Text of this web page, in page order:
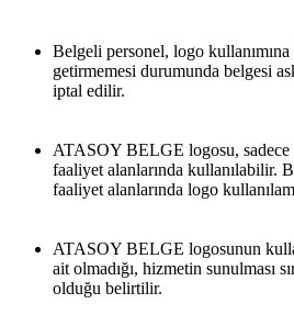
Belgeli personel, logo
getirmemesi durumunda belgesi
iptal edilir.
ATASOY BELGE logosu, sadece
faaliyet alanlarında kullanılabilir.
faaliyet alanlarında logo
ATASOY BELGE logosunun
ait olmadığı, hizmetin sunulması
olduğu belirtilir.